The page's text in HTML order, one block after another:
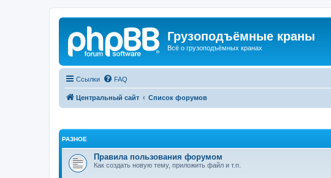
Грузоподъёмные краны
Всё о грузоподъёмных кранах
Ссылки FAQ
Центральный сайт Список форумов
РАЗНОЕ
Правила пользования форумом
Как создать новую тему, приложить файл и т.п.